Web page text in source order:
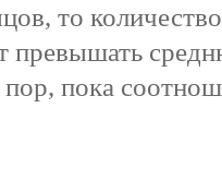
то
превышать
пока